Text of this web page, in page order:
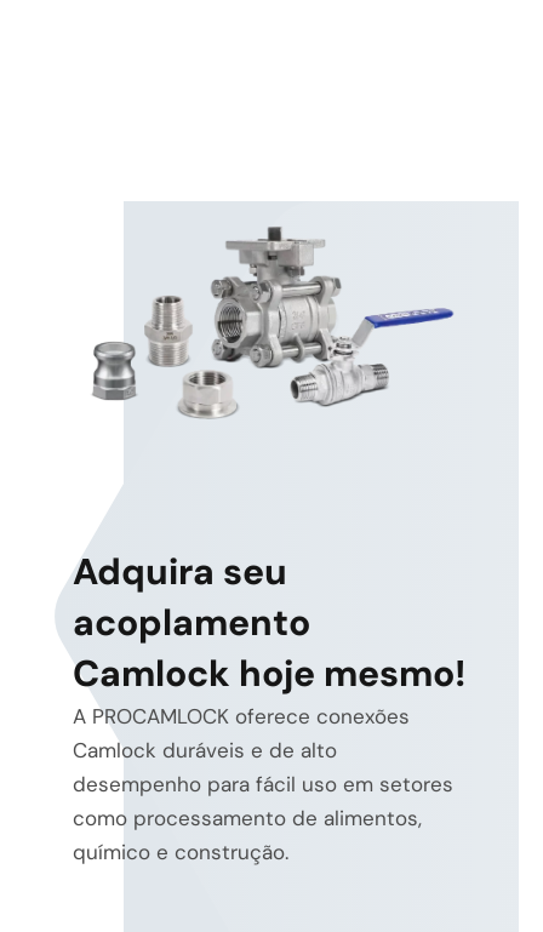
Adquira seu
acoplamento
Camlock hoje mesmo!
A PROCAMLOCK oferece conexões
Camlock duráveis e de alto
desempenho para fácil uso em setores
como processamento de alimentos,
químico e construção.